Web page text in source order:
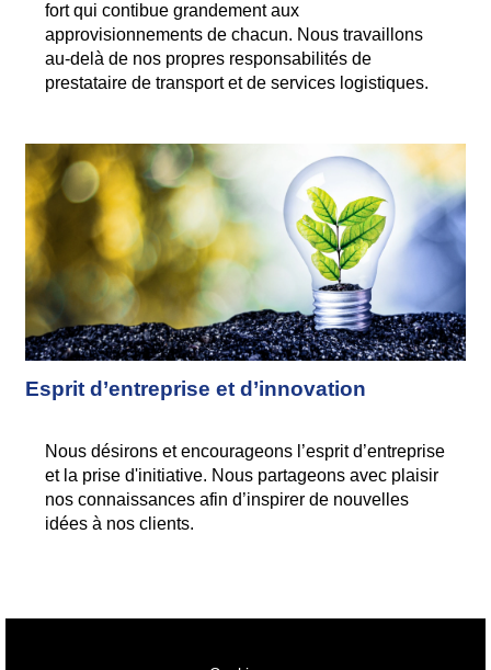
fort qui contibue grandement aux
approvisionnements de chacun. Nous travaillons
au-delà de nos propres responsabilités de
prestataire de transport et de services logistiques.
Esprit d’entreprise et d’innovation
Nous désirons et encourageons l’esprit d’entreprise
et la prise d'initiative. Nous partageons avec plaisir
nos connaissances afin d’inspirer de nouvelles
idées à nos clients.